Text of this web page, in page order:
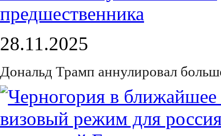
28.11.2025
Дональд Трамп аннулировал